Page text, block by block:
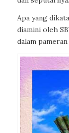
Apa yang
diamini oleh
dalam